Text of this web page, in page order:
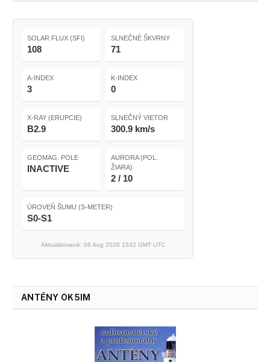
SOLAR FLUX (SFI)
108
SLNEČNÉ ŠKVRNY
71
A-INDEX
3
K-INDEX
0
X-RAY (ERUPCIE)
B2.9
SLNEČNÝ VIETOR
300.9 km/s
GEOMAG. POLE
INACTIVE
AURORA (POL.
ŽIARA)
2 / 10
ÚROVEŇ ŠUMU (S-METER)
S0-S1
Aktualizované: 06 Aug 2026 1532 GMT UTC
ANTÉNY OK5IM